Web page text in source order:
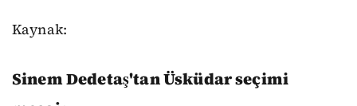
Kaynak:
Sinem Dedetaş'tan Üsküdar seçimi